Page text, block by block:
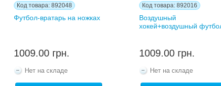
Код товара: 892048
Футбол-вратарь на ножках
1009.00 грн.
Нет на складе
Код товара: 892016
Воздушный
хокей+воздушный
1009.00 грн.
Нет на складе